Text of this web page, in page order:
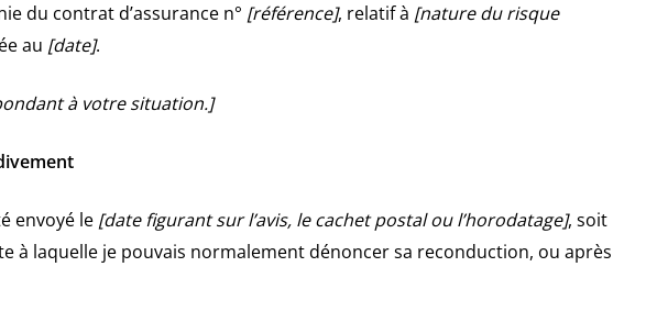
du contrat d’assurance n° [référence], relatif à [nature du risque
au [date].
à votre situation.]
envoyé le [date figurant sur l’avis, le cachet postal ou l’horodatage], soit
à laquelle je pouvais normalement dénoncer sa reconduction, ou après